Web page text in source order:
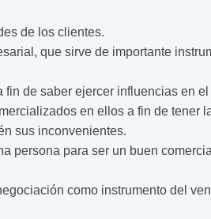
de los clientes.
que sirve de importante
de saber ejercer influencias en
en ellos a fin de tener
sus inconvenientes.
persona para ser un buen
como instrumento del